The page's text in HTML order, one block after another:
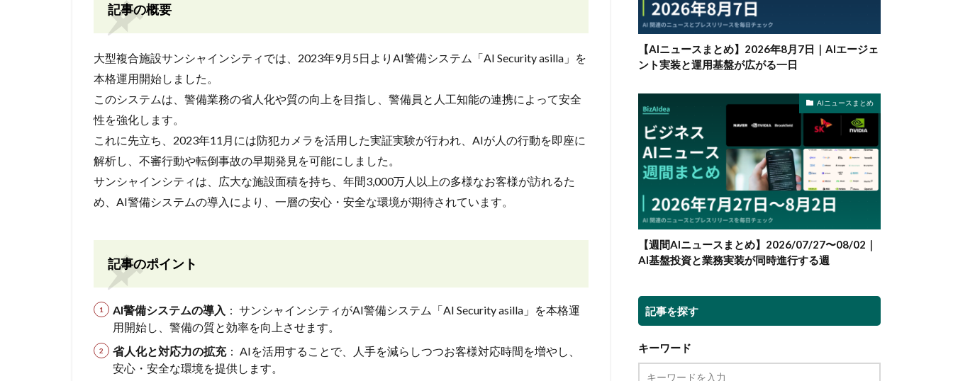
記事の概要
大型複合施設サンシャインシティでは、2023年9月5日よりAI警備システム「AI Security asilla」を
本格運用開始しました。
このシステムは、警備業務の省人化や質の向上を目指し、警備員と人工知能の連携によって安全
性を強化します。
これに先立ち、2023年11月には防犯カメラを活用した実証実験が行われ、AIが人の行動を即座に
解析し、不審行動や転倒事故の早期発見を可能にしました。
サンシャインシティは、広大な施設面積を持ち、年間3,000万人以上の多様なお客様が訪れるた
め、AI警備システムの導入により、一層の安心・安全な環境が期待されています。
記事のポイント
AI警備システムの導入 ： サンシャインシティがAI警備システム「AI Security asilla」を本格運
用開始し、警備の質と効率を向上させます。
省人化と対応力の拡充： AIを活用することで、人手を減らしつつお客様対応時間を増やし、
安心・安全な環境を提供します。
【AIニュースまとめ】2026年8月7日｜AIエージェ
ント実装と運用基盤が広がる一日
AIニュースまとめ
【週間AIニュースまとめ】2026/07/27〜08/02｜
AI基盤投資と業務実装が同時進行する週
記事を探す
キーワード